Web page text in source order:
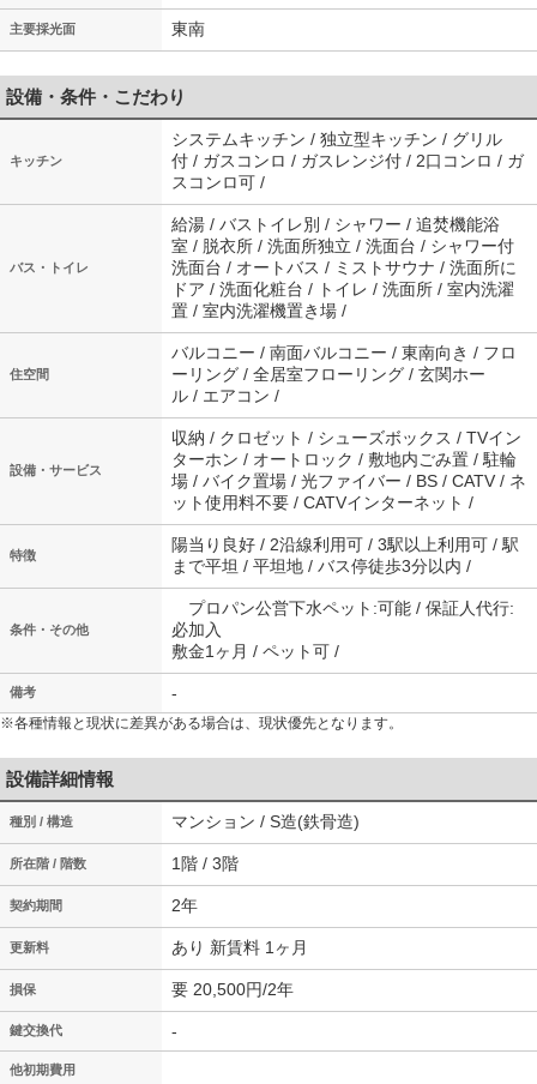
主要採光面 東南
設備・条件・こだわり
キッチン
システムキッチン / 独立型キッチン / グリル
付 / ガスコンロ / ガスレンジ付 / 2口コンロ / ガ
スコンロ可 /
バス・トイレ
給湯 / バストイレ別 / シャワー / 追焚機能浴
室 / 脱衣所 / 洗面所独立 / 洗面台 / シャワー付
洗面台 / オートバス / ミストサウナ / 洗面所に
ドア / 洗面化粧台 / トイレ / 洗面所 / 室内洗濯
置 / 室内洗濯機置き場 /
住空間
バルコニー / 南面バルコニー / 東南向き / フロ
ーリング / 全居室フローリング / 玄関ホー
ル / エアコン /
設備・サービス
収納 / クロゼット / シューズボックス / TVイン
ターホン / オートロック / 敷地内ごみ置 / 駐輪
場 / バイク置場 / 光ファイバー / BS / CATV / ネ
ット使用料不要 / CATVインターネット /
特徴
陽当り良好 / 2沿線利用可 / 3駅以上利用可 / 駅
まで平坦 / 平坦地 / バス停徒歩3分以内 /
条件・その他
プロパン公営下水ペット:可能 / 保証人代行:
必加入
敷金1ヶ月 / ペット可 /
備考 -
※各種情報と現状に差異がある場合は、現状優先となります。
設備詳細情報
種別 / 構造 マンション / S造(鉄骨造)
所在階 / 階数 1階 / 3階
契約期間 2年
更新料 あり 新賃料 1ヶ月
損保 要 20,500円/2年
鍵交換代 -
他初期費用